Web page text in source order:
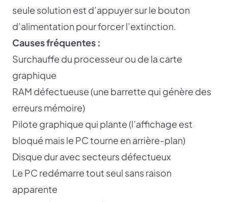
seule solution est d’appuyer sur le bouton
d’alimentation pour forcer l’extinction.
Causes fréquentes :
Surchauffe du processeur ou de la carte
graphique
RAM défectueuse (une barrette qui génère des
erreurs mémoire)
Pilote graphique qui plante (l’affichage est
bloqué mais le PC tourne en arrière-plan)
Disque dur avec secteurs défectueux
Le PC redémarre tout seul sans raison
apparente